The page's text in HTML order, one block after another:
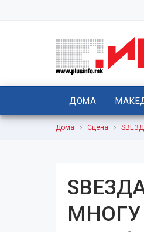
ДОМА
Дома Сцена
МНОГУ